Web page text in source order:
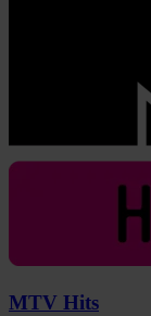
MTV Hits